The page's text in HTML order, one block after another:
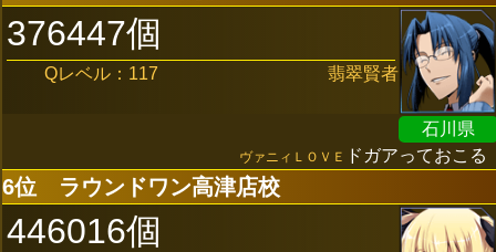
376447個
Qレベル：117 翡翠賢者
石川県
ヴァニィＬＯＶＥ ドガアっておこる
6位 ラウンドワン高津店校
446016個